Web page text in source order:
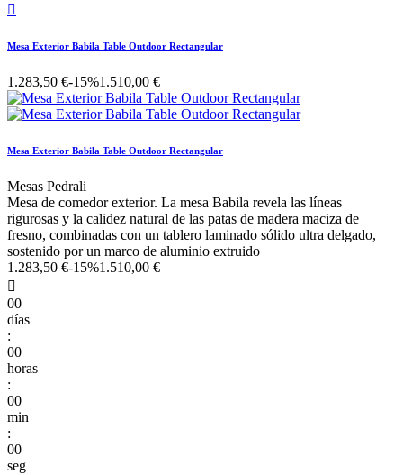

Mesa Exterior Babila Table Outdoor Rectangular
1.283,50 €-15%1.510,00 €
Mesa Exterior Babila Table Outdoor Rectangular
Mesas Pedrali
Mesa de comedor exterior. La mesa Babila revela las líneas
rigurosas y la calidez natural de las patas de madera maciza de
fresno, combinadas con un tablero laminado sólido ultra delgado,
sostenido por un marco de aluminio extruido
1.283,50 €-15%1.510,00 €

00
días
:
00
horas
:
00
min
:
00
seg